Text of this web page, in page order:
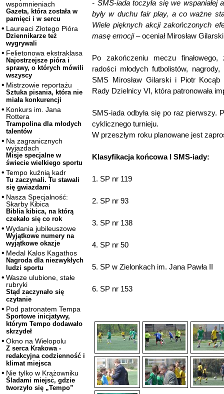
wspomnieniach
Gazeta, która została w
pamięci i w sercu
Laureaci Złotego Pióra
Dziennikarze też
wygrywali
Felietonowa ekstraklasa
Najostrzejsze pióra i
sprawy, o których mówili
wszyscy
Mistrzowie reportażu
Sztuka pisania, która nie
miała konkurencji
Konkurs im. Jana
Rottera
Trampolina dla młodych
talentów
Na zagranicznych
wyjazdach
Misje specjalne w
świecie wielkiego sportu
Tempo kuźnią kadr
Tu zaczynali. Tu stawali
się gwiazdami
Nasza Specjalność:
Skarby Kibica
Biblia kibica, na którą
czekało się co rok
Wydania jubileuszowe
Wyjątkowe numery na
wyjątkowe okazje
Medal Kalos Kagathos
Nagroda dla niezwykłych
ludzi sportu
Wasze ulubione, stałe
rubryki
Stąd zaczynało się
czytanie
Pod patronatem Tempa
Sportowe inicjatywy,
którym Tempo dodawało
skrzydeł
Okno na Wielopolu
Z serca Krakowa -
redakcyjna codzienność i
klimat miejsca
Nie tylko w Krążowniku
Śladami miejsc, gdzie
tworzyło się „Tempo”
- SMS-iada toczyła się we
były w duchu fair play, a co ważne
Wiele pięknych akcji zakończonych
masę emocji– oceniał Mirosław
Po zakończeniu meczu finałowego,
radości młodych futbolistów,
SMS Mirosław Gilarski i Piotr
Rady Dzielnicy VI, która patronowała
SMS-iada odbyła się po raz pierwszy.
cyklicznego turnieju.
W przeszłym roku planowane jest
Klasyfikacja końcowa I SMS-iady:
1. SP nr 119
2. SP nr 93
3. SP nr 138
4. SP nr 50
5. SP w Zielonkach im. Jana Pawła II
6. SP nr 153